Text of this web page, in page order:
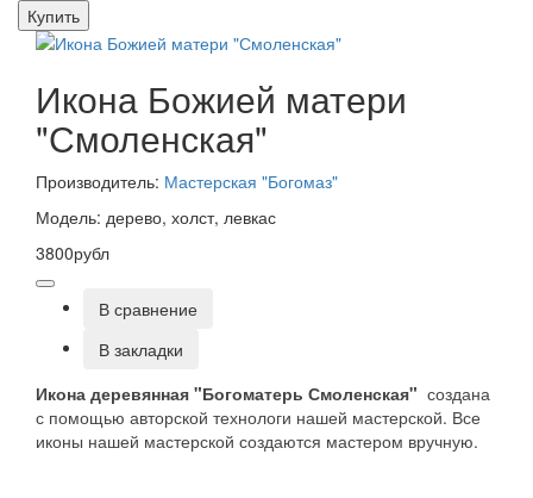
Купить
Икона Божией матери
"Смоленская"
Производитель: Мастерская "Богомаз"
Модель: дерево, холст, левкас
3800рубл
В сравнение
В закладки
Икона деревянная "Богоматерь Смоленская" создана
с помощью авторской технологи нашей мастерской. Все
иконы нашей мастерской создаются мастером вручную.